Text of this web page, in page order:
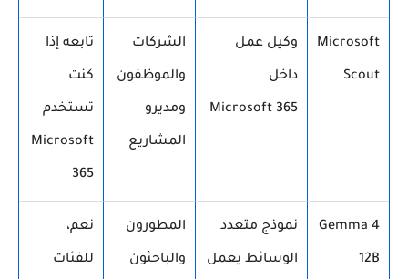
Microsoft
Scout
وكيل عمل
داخل
Microsoft 365
الشركات
والموظفون
ومديرو
المشاريع
تابعه إذا
كنت
تستخدم
Microsoft
365
Gemma 4
12B
نموذج متعدد
الوسائط يعمل
المطورون
والباحثون
نعم،
للفئات